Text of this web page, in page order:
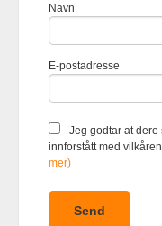
du får en
bruker
hva du
din.
mer
Navn
E-postadresse
Jeg godtar at dere
innforstått med
mer)